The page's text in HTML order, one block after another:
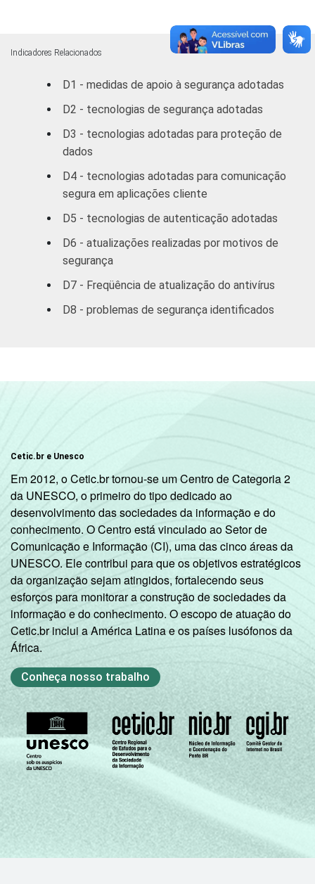
veículos
automotores,
pessoais
e domésticos
56 47
Transporte,
Comunicações
Atividades
imobiliárias,
prestados às
empresas
constituem os seguintes segmentos da
e estimuladas referentes aos últimos doze
meses.
2A categoria "Outros" reúne os segmentos H
- Alojamento e Alimentação e O - Outros
Serviços Coletivos Sociais e Pessoais (sem
os grupos 90 - Limpeza Urbana e Esgoto e
Atividades Relacionadas e 91 - Atividades
Associativas).
Veja a tabela deerros estatísticos
aproximadospara cada variável este
indicador.
Fonte: NIC.br - out/nov 2007
Indicadores Relacionados
D1 - medidas de apoio à segurança adotadas
D2 - tecnologias de segurança adotadas
D3 - tecnologias adotadas para proteção de
dados
D4 - tecnologias adotadas para comunicação
segura em aplicações cliente
D5 - tecnologias de autenticação adotadas
D6 - atualizações realizadas por motivos de
segurança
D7 - Freqüência de atualização do antivírus
D8 - problemas de segurança identificados
Cetic.br e Unesco
Em 2012, o Cetic.br tornou-se um Centro de Categoria 2
da UNESCO, o primeiro do tipo dedicado ao
desenvolvimento das sociedades da informação e do
conhecimento. O Centro está vinculado ao Setor de
Comunicação e Informação (CI), uma das cinco áreas da
UNESCO. Ele contribui para que os objetivos estratégicos
da organização sejam atingidos, fortalecendo seus
esforços para monitorar a construção de sociedades da
informação e do conhecimento. O escopo de atuação do
Cetic.br inclui a América Latina e os países lusófonos da
África.
Conheça nosso trabalho